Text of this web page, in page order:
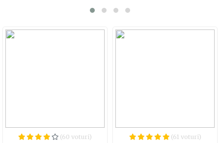
sistemul Full No Frost, nu va mai trebui să te îngrijorezi
Iar cu compresorul cu inversor digital, economia de
(60 voturi) (61 voturi)